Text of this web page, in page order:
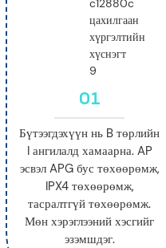
01
Бүтээгдэхүүн нь B төрлийн
I ангилалд хамаарна. AP
эсвэл APG бус төхөөрөмж,
IPX4 төхөөрөмж,
тасралтгүй төхөөрөмж.
Мөн хэрэглээний хэсгийг
эзэмшдэг.